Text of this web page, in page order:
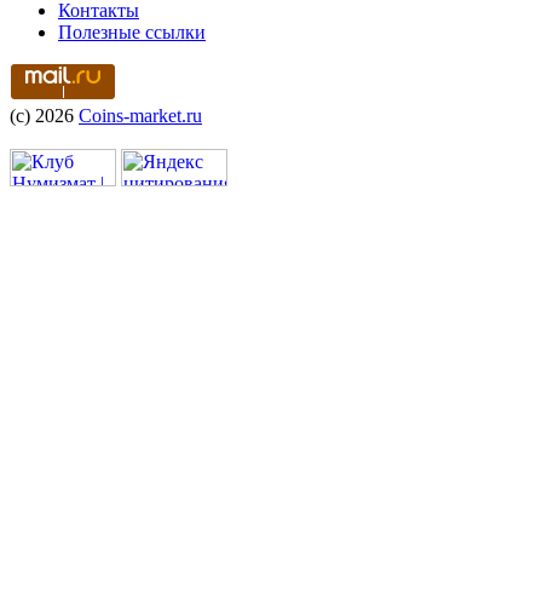
Контакты
Полезные ссылки
(c) 2026 Coins-market.ru